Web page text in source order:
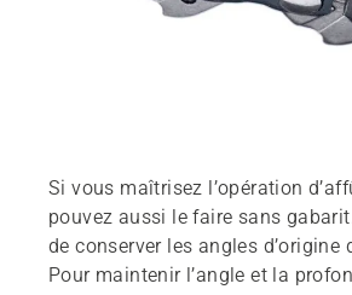
Si vous maîtrisez l’opération
pouvez aussi le faire sans
de conserver les angles d’origine
Pour maintenir l’angle et la